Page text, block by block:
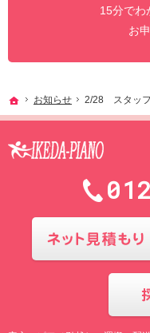
15分でわ
お
ホーム
お知らせ 2/28 スタッ